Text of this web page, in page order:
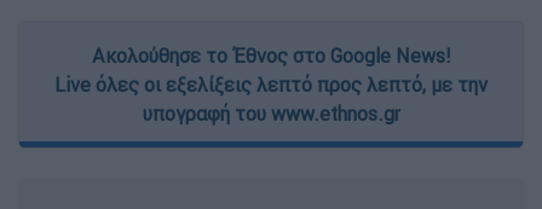
Ακολούθησε το Έθνος στο Google News!
Live όλες οι εξελίξεις λεπτό προς λεπτό, με την
υπογραφή του www.ethnos.gr